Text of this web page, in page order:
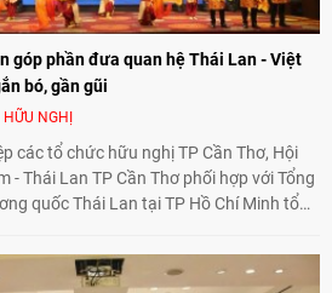
góp phần đưa quan hệ Thái Lan - Việt
bó, gần gũi
HỮU NGHỊ
các tổ chức hữu nghị TP Cần Thơ, Hội
- Thái Lan TP Cần Thơ phối hợp với Tổng
quốc Thái Lan tại TP Hồ Chí Minh tổ
(1976-2026). Tại đây, nhấn mạnh vai trò
dân, Tổng Lãnh sự Thái Lan cho biết các